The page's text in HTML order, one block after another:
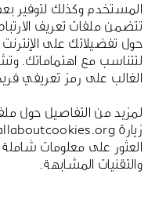
المستخدم وكذلك لتوفير
تتضمن ملفات تعريف
حول تفضيلاتك على
لتتناسب مع اهتماماتك.
الغالب على رمز تعريفي
لمزيد من التفاصيل حول
زيارة
العثور على معلومات شاملة
والتقنيات المشابهة.